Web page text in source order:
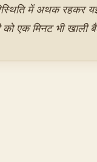
में अथक रहकर
को एक मिनट भी